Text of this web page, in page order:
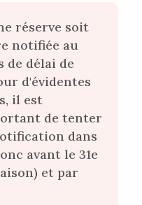
réserve soit
notifiée au
de délai de
d'évidentes
il est
de tenter
dans
avant le 31e
et par